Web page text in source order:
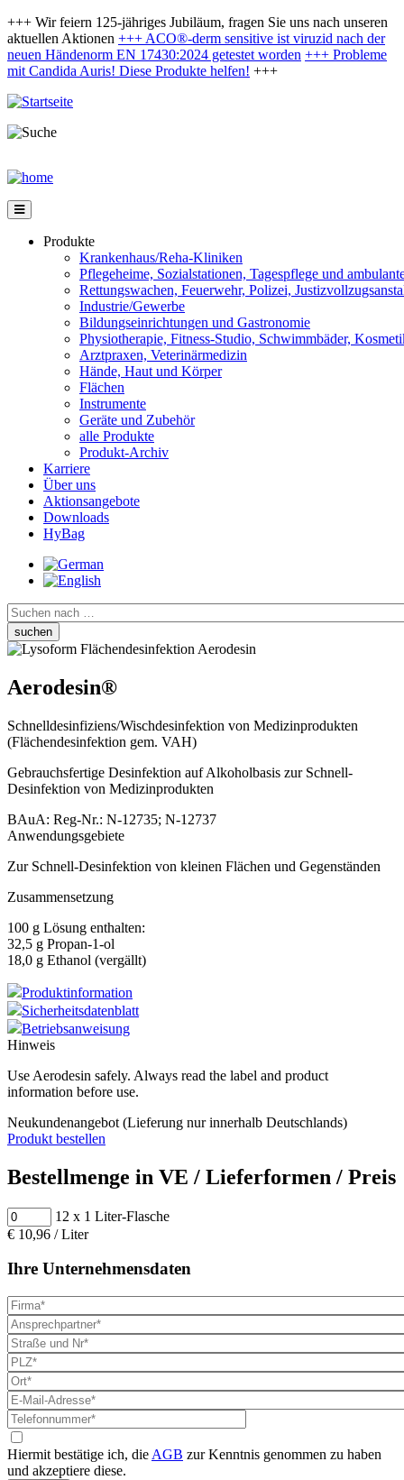
Direkt
zum
Inhalt
+++ Wir feiern 125-jähriges Jubiläum, fragen Sie uns nach unseren
aktuellen Aktionen +++ ACO®-derm sensitive ist viruzid nach der
neuen Händenorm EN 17430:2024 getestet worden +++ Probleme
mit Candida Auris! Diese Produkte helfen! +++
Produkte
Krankenhaus/Reha-Kliniken
Pflegeheime, Sozialstationen, Tagespflege und
Rettungswachen, Feuerwehr, Polizei,
Industrie/Gewerbe
Bildungseinrichtungen und Gastronomie
Physiotherapie, Fitness-Studio, Schwimmbäder,
Arztpraxen, Veterinärmedizin
Hände, Haut und Körper
Flächen
Instrumente
Geräte und Zubehör
alle Produkte
Produkt-Archiv
Karriere
Über uns
Aktionsangebote
Downloads
HyBag
Suche
Aerodesin®
Schnelldesinfiziens/Wischdesinfektion von Medizinprodukten
(Flächendesinfektion gem. VAH)
Gebrauchsfertige Desinfektion auf Alkoholbasis zur Schnell-
Desinfektion von Medizinprodukten
BAuA: Reg-Nr.: N-12735; N-12737
Anwendungsgebiete
Zur Schnell-Desinfektion von kleinen Flächen und Gegenständen
Zusammensetzung
100 g Lösung enthalten:
32,5 g Propan-1-ol
18,0 g Ethanol (vergällt)
Produktinformation
Sicherheitsdatenblatt
Betriebsanweisung
Hinweis
Use Aerodesin safely. Always read the label and product
information before use.
Neukundenangebot (Lieferung nur innerhalb Deutschlands)
Produkt bestellen
Bestellmenge in VE / Lieferformen / Preis
12 x 1 Liter-Flasche
€ 10,96 / Liter
Ihre Unternehmensdaten
Firma
Ansprechpartner
Straße
und
Nr
PLZ
Ort
E-
Mail-
Adresse
Telefonnummer
Zustimmung
AGB
Hiermit bestätige ich, die AGB zur Kenntnis genommen zu haben
und akzeptiere diese.